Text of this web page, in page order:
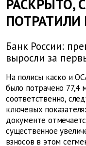
РАСКРЫТО,
ПОТРАТИЛИ
Банк России:
выросли за
На полисы каско и
было потрачено 77,4
соответственно,
ключевых
документе
существенное
взносов в этом